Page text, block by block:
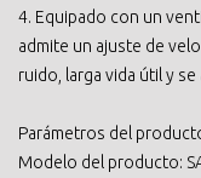
4. Equipado con un
admite un ajuste de
ruido, larga vida útil y
Parámetros del
Modelo del producto: